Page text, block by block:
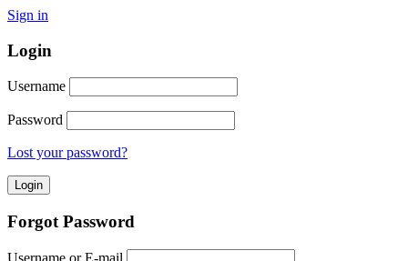
Sign in
Login
Username
Password
Lost your password?
Forgot Password
Username or E-mail